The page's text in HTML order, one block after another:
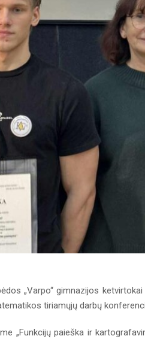
„Varpo“ gimnazijos
tiriamųjų darbų
„Funkcijų paieška ir